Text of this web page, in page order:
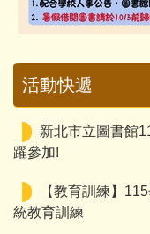
活動快遞
新北市立圖書館
躍參加!
【教育訓練】
統教育訓練